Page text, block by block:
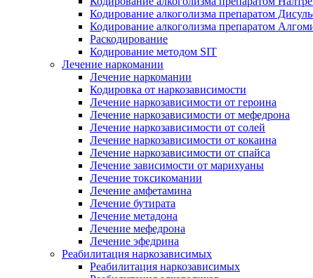
Кодирование алкоголизма препаратом
Кодирование алкоголизма препаратом
Раскодирование
Кодирование методом SIT
Лечение наркомании
Лечение наркомании
Кодировка от наркозависимости
Лечение наркозависимости от героина
Лечение наркозависимости от мефедрона
Лечение наркозависимости от солей
Лечение наркозависимости от кокаина
Лечение наркозависимости от спайса
Лечение зависимости от марихуаны
Лечение токсикомании
Лечение амфетамина
Лечение бутирата
Лечение метадона
Лечение мефедрона
Лечение эфедрина
Реабилитация наркозависимых
Реабилитация наркозависимых